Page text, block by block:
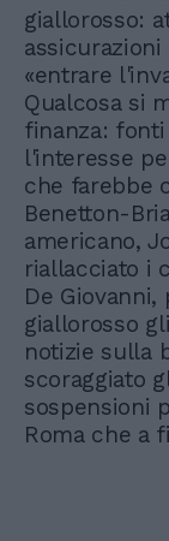
giallorosso:
«entrare
Qualcosa si
finanza:
l'interesse
che farebbe
Benetton-
americano,
riallacciato i
De
giallorosso
notizie sulla
scoraggiato
sospensioni
Roma che a